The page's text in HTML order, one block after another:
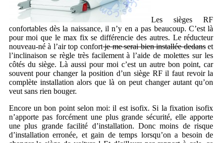
Les sièges RF
confortables dès la naissance, il n’y en a pas beaucoup. C’est là
pour moi que le max fix se différencie des autres. Le réducteur
nouveau-né à l’air top confortje me serai bien installée dedanset
l’inclinaison se règle très facilement à l’aide de molettes sur les
côtés du siège. Là aussi pour moi c’est un autre bon point, car
souvent pour changer la position d’un siège RF il faut revoir la
complète installation alors que là on peut changer autant qu’on
veut sans rien bouger.
Encore un bon point selon moi: il est isofix. Si la fixation isofix
n’apporte pas forcément une plus grande sécurité, elle apporte
une plus grande facilité d’installation. Donc moins de risque
d’installation erronée, et gain de temps lorsqu’on a besoin de